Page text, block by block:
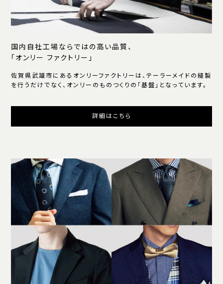
国内自社工場ならではの高い品質、
「オンリー ファクトリー」
佐賀県武雄市にあるオンリーファクトリーは、テーラーメイドの縫製
を行うだけでなく、オンリーのものつくりの「基盤」となっています。
詳細はこちら